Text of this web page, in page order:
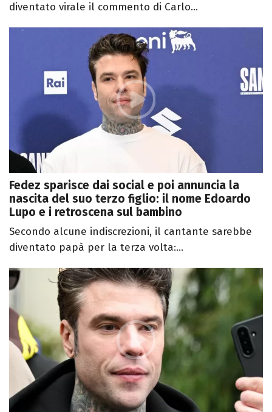
diventato virale il commento di Carlo...
Fedez sparisce dai social e poi annuncia la
nascita del suo terzo figlio: il nome Edoardo
Lupo e i retroscena sul bambino
Secondo alcune indiscrezioni, il cantante sarebbe
diventato papà per la terza volta:...